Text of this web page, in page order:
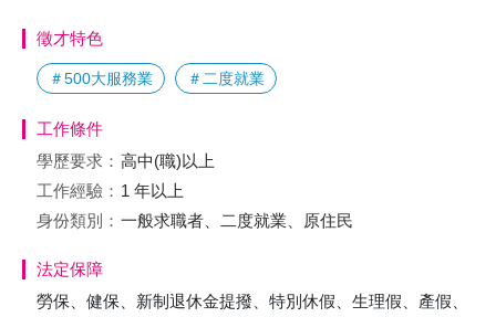
徵才特色
＃500大服務業 ＃二度就業
工作條件
學歷要求： 高中(職)以上
工作經驗： 1 年以上
身份類別： 一般求職者、二度就業、原住民
法定保障
勞保、健保、新制退休金提撥、特別休假、生理假、產假、